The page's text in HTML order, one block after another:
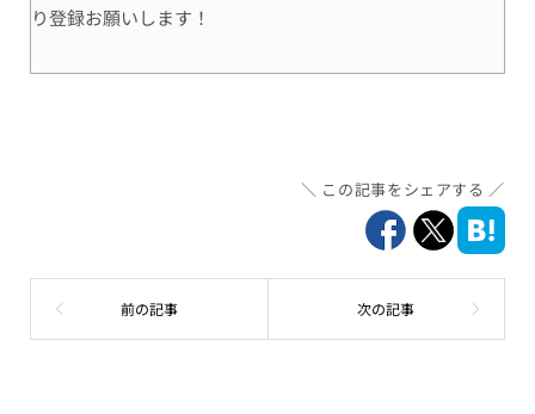
り登録お願いします！
この記事をシェアする